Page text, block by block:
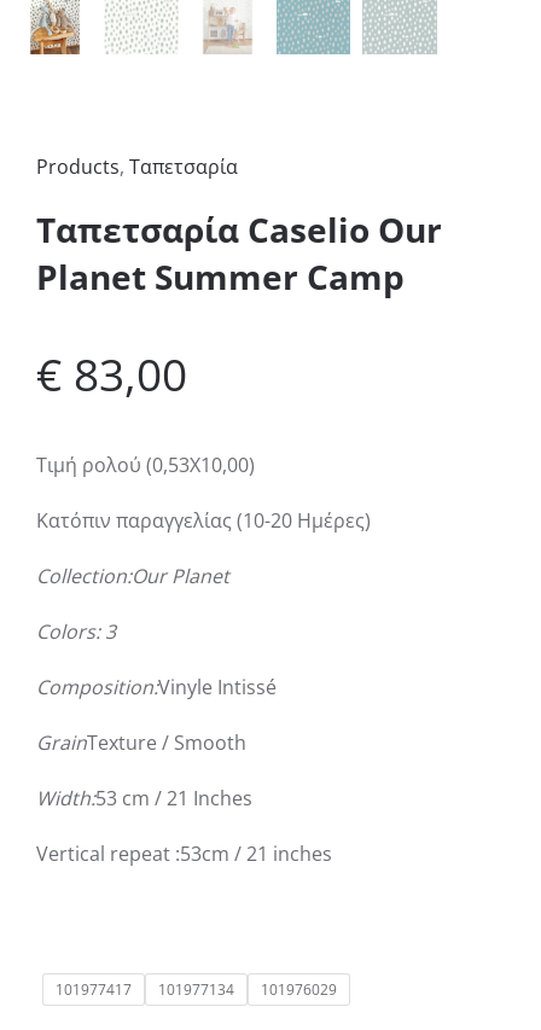
Products, Ταπετσαρία
Ταπετσαρία Caselio Our
Planet Summer Camp
€ 83,00
Τιμή ρολού (0,53Χ10,00)
Κατόπιν παραγγελίας (10-20 Ημέρες)
Collection:Our Planet
Colors: 3
Composition:Vinyle Intissé
GrainTexture / Smooth
Width:53 cm / 21 Inches
Vertical repeat :53cm / 21 inches
101977417 101977134 101976029